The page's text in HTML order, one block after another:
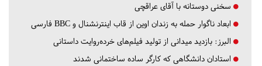
سخنی دوستانه با آقای عراقچی
ابعاد ناگوار حمله به زندان اوین از قاب اینترنشنال و BBC فارسی
البرز: بازدید میدانی از تولید فیلم‌های خرده‌روایت داستانی
استادان دانشگاهی که کارگر ساده ساختمانی شدند